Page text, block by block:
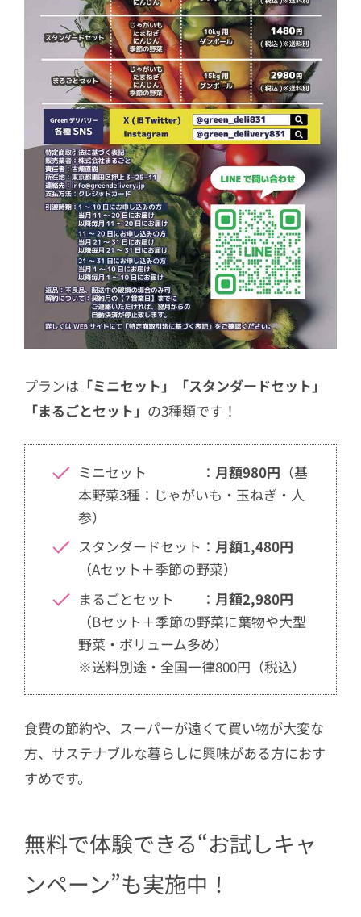
プランは 「ミニセット」「スタンダードセット」
「まるごとセット」 の3種類です！
ミニセット ： 月額980円 （基
本野菜3種：じゃがいも・玉ねぎ・人
参）
スタンダードセット： 月額1,480円
（Aセット＋季節の野菜）
まるごとセット ： 月額2,980円
（Bセット＋季節の野菜に葉物や大型
野菜・ボリューム多め）
※送料別途・全国一律800円（税込）
食費の節約や、スーパーが遠くて買い物が大変な
方、サステナブルな暮らしに興味がある方におす
すめです。
無料で体験できる“お試しキャ
ンペーン”も実施中！